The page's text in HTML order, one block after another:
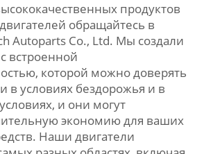
продуктов
обращайтесь в
Autoparts Co., Ltd. Мы создали
встроенной
которой можно доверять
в условиях бездорожья и в
и они могут
экономию для ваших
Наши двигатели